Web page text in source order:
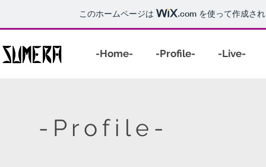
このホームページは .com を使って作成さ
-Home- -Profile- -Live-
-Profile-